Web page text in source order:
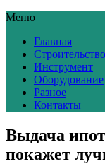
Меню
Главная
Строительство
Инструмент
Оборудование
Разное
Контакты
Выдача
покажет